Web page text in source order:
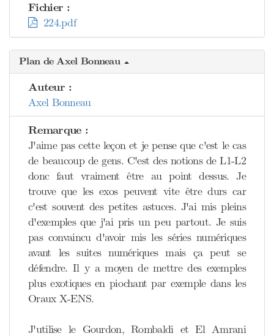
Fichier :
224.pdf
Plan de Axel Bonneau
Auteur :
Axel Bonneau
Remarque :
J'aime pas cette leçon et je pense que c'est le cas
de beaucoup de gens. C'est des notions de L1-L2
donc faut vraiment être au point dessus. Je
trouve que les exos peuvent vite être durs car
c'est souvent des petites astuces. J'ai mis pleins
d'exemples que j'ai pris un peu partout. Je suis
pas convaincu d'avoir mis les séries numériques
avant les suites numériques mais ça peut se
défendre. Il y a moyen de mettre des exemples
plus exotiques en piochant par exemple dans les
Oraux X-ENS.
J'utilise le Gourdon, Rombaldi et El Amrani